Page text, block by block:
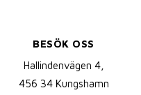
BESÖK OSS
Hallindenvägen 4,
456 34 Kungshamn